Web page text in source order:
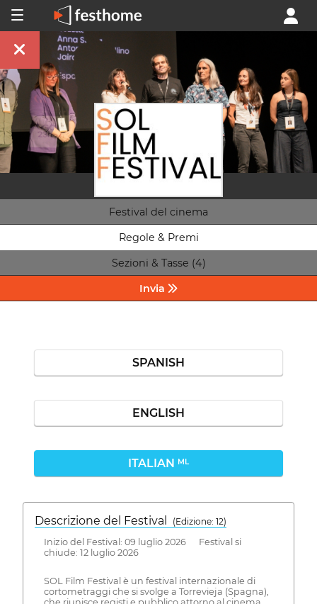
Festival del cinema
Regole & Premi
Sezioni & Tasse (4)
Invia
SPANISH
ENGLISH
ITALIAN ML
Descrizione del Festival
( Edizione: 12)
Inizio del Festival: 09 luglio 2026 Festival si
chiude: 12 luglio 2026
SOL Film Festival è un festival internazionale di
cortometraggi che si svolge a Torrevieja (Spagna),